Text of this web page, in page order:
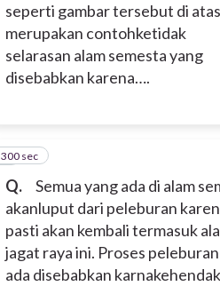
seperti gambar tersebut di atas
merupakan contohketidak
selarasan alam semesta yang
disebabkan karena….
Q.
Semua yang ada di alam
akanluput dari peleburan
pasti akan kembali termasuk
jagat raya ini. Proses
ada disebabkan
9
300 sec